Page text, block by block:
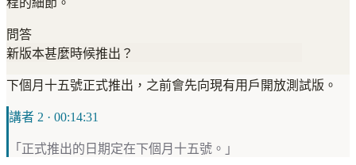
程的細節。
問答
新版本甚麼時候推出？
下個月十五號正式推出，之前會先向現有用戶開放測試版。
講者 2 · 00:14:31
「正式推出的日期定在下個月十五號。」